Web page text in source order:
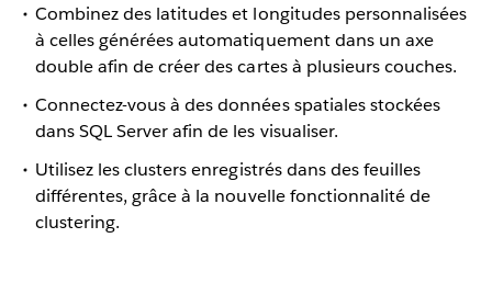
Combinez des latitudes et longitudes personnalisées
à celles générées automatiquement dans un axe
double afin de créer des cartes à plusieurs couches.
Connectez-vous à des données spatiales stockées
dans SQL Server afin de les visualiser.
Utilisez les clusters enregistrés dans des feuilles
différentes, grâce à la nouvelle fonctionnalité de
clustering.